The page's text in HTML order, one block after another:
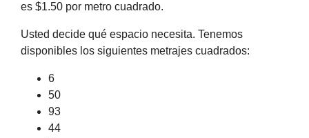
es $1.50 por metro cuadrado.
Usted decide qué espacio necesita. Tenemos
disponibles los siguientes metrajes cuadrados:
6
50
93
44